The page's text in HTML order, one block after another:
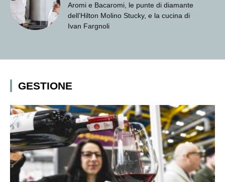
Matteo Gabrielli al Principe di Savoia,
Salvatore Bianco allHotel Eden. E due
prestigiosi arrivi a Venezia
GESTIONE